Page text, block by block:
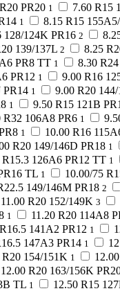
PR20 1 7.60 R15
1 8.15 R15
128/124K PR16 2
139/137L 2 8.25
PR8 TT 1 8.30
PR12 1 9.00 R16
PR14 1 9.00 R20
1 9.50 R15 121B
R32 106A8 PR6 1
1 10.00 R16
R20 149/146D PR18 1
R15.3 126A6 PR12 TT 1
TL 1 10.00/75
149/146M PR18 2
11.00 R20 152/149K 3
1 11.20 R20 114A8
141A2 PR12 1
147A3 PR14 1
R20 154/151K 1
12.00 R20 163/156K
TL 1 12.50 R15